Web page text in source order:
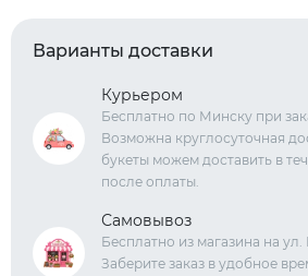
Варианты доставки
Курьером
Бесплатно по Минску при
Возможна круглосуточная
букеты можем доставить в
после оплаты.
Самовывоз
Бесплатно из магазина на ул.
Заберите заказ в удобное